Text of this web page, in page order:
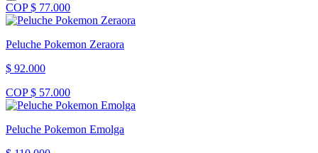
COP $ 77.000
Peluche Pokemon Zeraora
$ 92.000
COP $ 57.000
Peluche Pokemon Emolga